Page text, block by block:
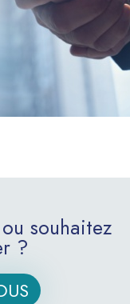
souhaitez
?